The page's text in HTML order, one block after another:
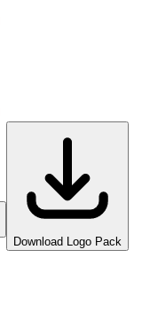
Download Logo Pack